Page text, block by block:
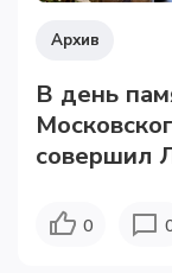
Архив
В день
совершил
0